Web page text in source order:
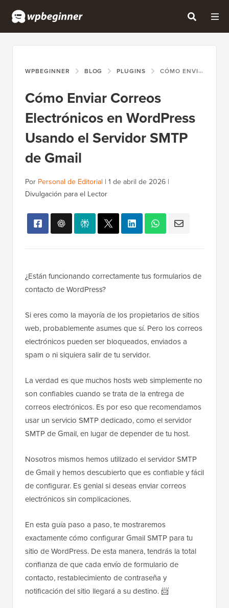
WPBEGINNER BLOG PLUGINS CÓMO ENVIAR CORREOS ELECTRÓNICOS EN WORDPRESS USANDO EL SERVIDOR SMTP DE GMAIL
Cómo Enviar Correos
Electrónicos en WordPress
Usando el Servidor SMTP
de Gmail
Por Personal de Editorial | 1 de abril de 2026 |
Divulgación para el Lector
¿Están funcionando correctamente tus formularios de
contacto de WordPress?
Si eres como la mayoría de los propietarios de sitios
web, probablemente asumes que sí. Pero los correos
electrónicos pueden ser bloqueados, enviados a
spam o ni siquiera salir de tu servidor.
La verdad es que muchos hosts web simplemente no
son confiables cuando se trata de la entrega de
correos electrónicos. Es por eso que recomendamos
usar un servicio SMTP dedicado, como el servidor
SMTP de Gmail, en lugar de depender de tu host.
Nosotros mismos hemos utilizado el servidor SMTP
de Gmail y hemos descubierto que es confiable y fácil
de configurar. Es genial si deseas enviar correos
electrónicos sin complicaciones.
En esta guía paso a paso, te mostraremos
exactamente cómo configurar Gmail SMTP para tu
sitio de WordPress. De esta manera, tendrás la total
confianza de que cada envío de formulario de
contacto, restablecimiento de contraseña y
notificación del sitio llegará a su destino. 📨